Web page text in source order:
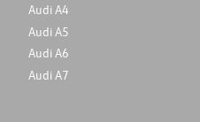
Audi A4
Audi A5
Audi A6
Audi A7